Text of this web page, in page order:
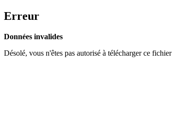
Erreur
Données invalides
Désolé, vous n'êtes pas autorisé à télécharger ce fichier